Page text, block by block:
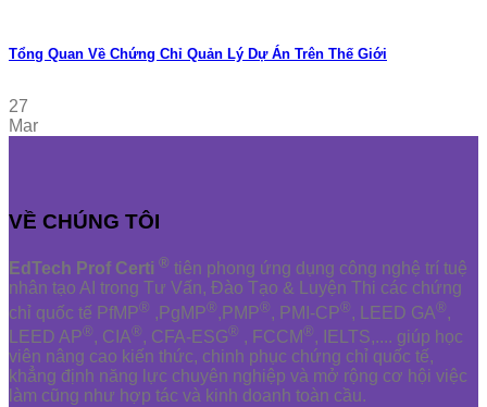
Tổng Quan Về Chứng Chỉ Quản Lý Dự Án Trên Thế Giới
27
Mar
VỀ CHÚNG TÔI
EdTech Prof Certi ® tiên phong ứng dụng công nghệ trí tuệ
nhân tạo AI trong Tư Vấn, Đào Tạo & Luyện Thi các chứng
chỉ quốc tế PfMP® ,PgMP®,PMP®, PMI-CP®, LEED GA®,
LEED AP®, CIA®, CFA-ESG® , FCCM®, IELTS,.... giúp học
viên nâng cao kiến thức, chinh phục chứng chỉ quốc tế,
khẳng định năng lực chuyên nghiệp và mở rộng cơ hội việc
làm cũng như hợp tác và kinh doanh toàn cầu.